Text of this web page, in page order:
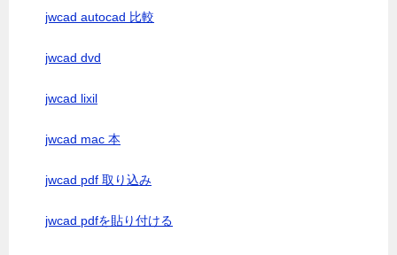
jwcad autocad 比較
jwcad dvd
jwcad lixil
jwcad mac 本
jwcad pdf 取り込み
jwcad pdfを貼り付ける